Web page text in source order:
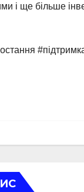
і ще більше